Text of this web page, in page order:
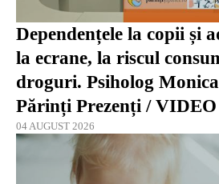
Dependențele la copii și
la ecrane, la riscul
droguri. Psiholog
Părinți Prezenți / VIDEO
04 AUGUST 2026